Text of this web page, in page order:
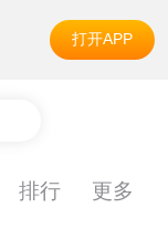
打开APP
排行 更多